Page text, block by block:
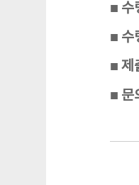
■ 수
■ 수
■ 제
■ 문